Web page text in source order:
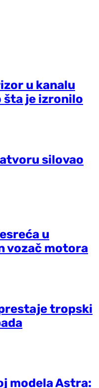
u kanalu
šta je izronilo
silovao
u
vozač motora
tropski
modela Astra: